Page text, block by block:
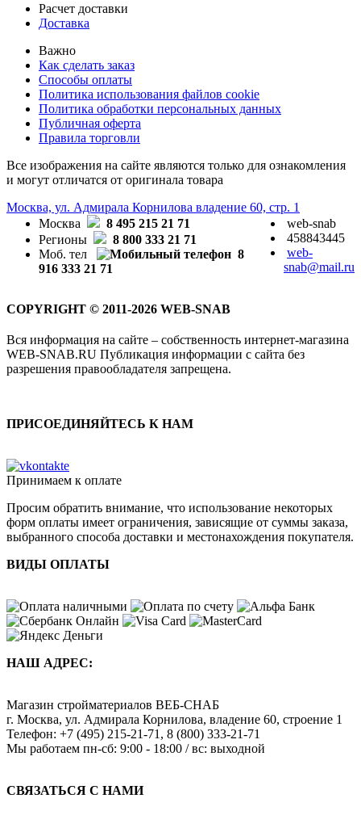
Расчет доставки
Доставка
Важно
Как сделать заказ
Способы оплаты
Политика использования файлов cookie
Политика обработки персональных данных
Публичная оферта
Правила торговли
Все изображения на сайте являются только для ознакомления
и могут отличатся от оригинала товара
Москва, ул. Адмирала Корнилова владение 60, стр. 1
Москва
8 495 215 21 71
Регионы
8 800 333 21 71
Моб. тел
8
916 333 21 71
web-snab
458843445
web-
snab@mail.ru
COPYRIGHT © 2011-2026 WEB-SNAB
Вся информация на сайте – собственность интернет-магазина
WEB-SNAB.RU Публикация информации с сайта без
разрешения правообладателя запрещена.
ПРИСОЕДИНЯЙТЕСЬ К НАМ
Принимаем к оплате
Просим обратить внимание, что использование некоторых
форм оплаты имеет ограничения, зависящие от суммы заказа,
выбранного способа доставки и местонахождения покупателя.
ВИДЫ ОПЛАТЫ
НАШ АДРЕС:
Магазин стройматериалов ВЕБ-СНАБ
г. Москва, ул. Адмирала Корнилова, владение 60, строение 1
Телефон: +7 (495) 215-21-71 , 8 (800) 333-21-71
Мы работаем пн-сб: 9:00 - 18:00 / вс: выходной
СВЯЗАТЬСЯ С НАМИ